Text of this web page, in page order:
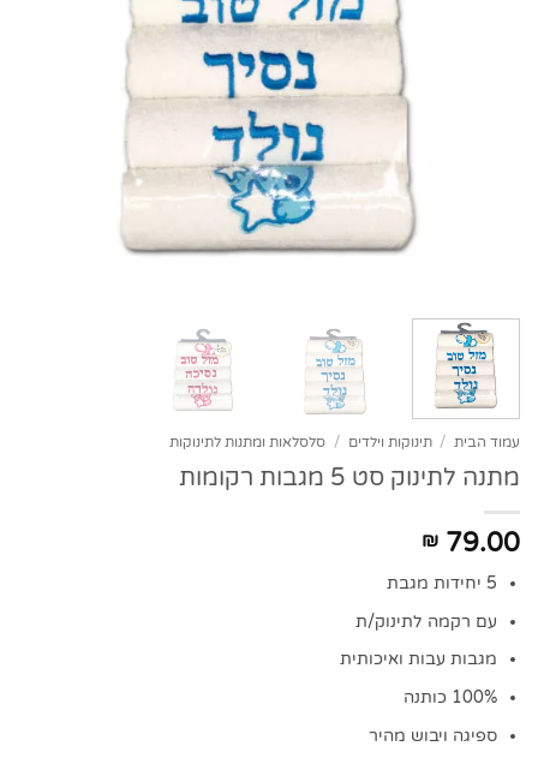
עמוד הבית / תינוקות וילדים / סלסלאות ומתנות לתינוקות
מתנה לתינוק סט 5 מגבות רקומות
₪ 79.00
5 יחידות מגבת
עם רקמה לתינוק/ת
מגבות עבות ואיכותית
100% כותנה
ספיגה ויבוש מהיר